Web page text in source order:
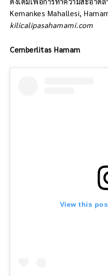
Kemankes Mahallesi,
kilicalipasahamami.com
Cemberlitas Hamam
View this